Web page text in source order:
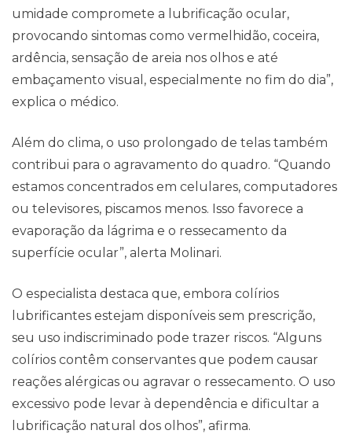
umidade compromete a lubrificação ocular,
provocando sintomas como vermelhidão, coceira,
ardência, sensação de areia nos olhos e até
embaçamento visual, especialmente no fim do dia”,
explica o médico.
Além do clima, o uso prolongado de telas também
contribui para o agravamento do quadro. “Quando
estamos concentrados em celulares, computadores
ou televisores, piscamos menos. Isso favorece a
evaporação da lágrima e o ressecamento da
superfície ocular”, alerta Molinari.
O especialista destaca que, embora colírios
lubrificantes estejam disponíveis sem prescrição,
seu uso indiscriminado pode trazer riscos. “Alguns
colírios contêm conservantes que podem causar
reações alérgicas ou agravar o ressecamento. O uso
excessivo pode levar à dependência e dificultar a
lubrificação natural dos olhos”, afirma.